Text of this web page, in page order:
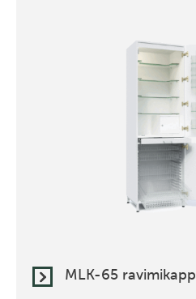
MLK-65 ravimikapp